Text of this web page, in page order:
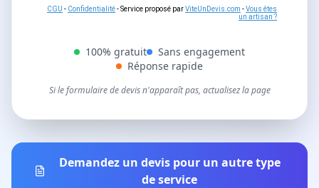
CGU - Confidentialité- Service proposé parViteUnDevis.com -Vous êtes
un artisan ?
100% gratuit
Sans engagement
Réponse rapide
Si le formulaire de devis n'apparaît pas, actualisez la page
Demandez un devis pour un autre type
de service